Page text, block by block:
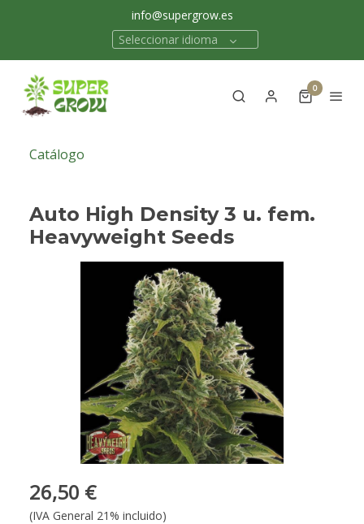
info@supergrow.es
Seleccionar idioma
0
Catálogo
Auto High Density 3 u. fem.
Heavyweight Seeds
26,50 €
(IVA General 21% incluido)